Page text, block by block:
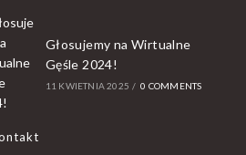
Głosujemy na Wirtualne
Gęśle 2024!
11 KWIETNIA 2025 / 0 COMMENTS